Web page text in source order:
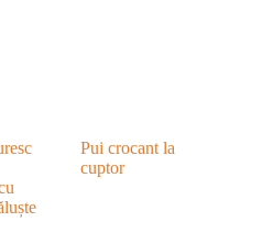
Pui crocant la
cuptor